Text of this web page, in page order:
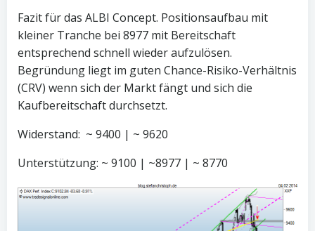
Fazit für das ALBI Concept. Positionsaufbau mit
kleiner Tranche bei 8977 mit Bereitschaft
entsprechend schnell wieder aufzulösen.
Begründung liegt im guten Chance-Risiko-Verhältnis
(CRV) wenn sich der Markt fängt und sich die
Kaufbereitschaft durchsetzt.
Widerstand: ~ 9400 | ~ 9620
Unterstützung: ~ 9100 | ~8977 | ~ 8770